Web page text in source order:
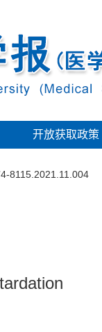
开放获取政策
8115.2021.11.004